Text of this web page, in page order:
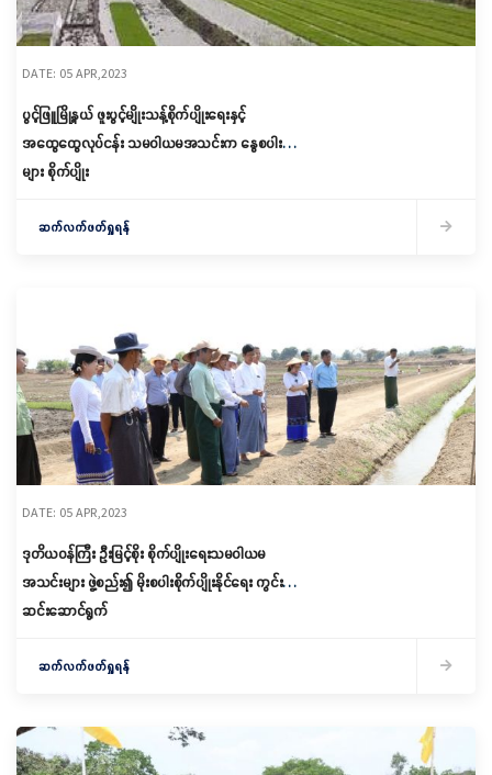
DATE: 05 APR,2023
ပွင့်ဖြူမြို့နယ် ဖူးပွင့်မျိုးသန့်စိုက်ပျိုးရေးနှင့်
အထွေထွေလုပ်ငန်း သမဝါယမအသင်းက နွေစပါး
များ စိုက်ပျိုး
ဆက်လက်ဖတ်ရှုရန်
DATE: 05 APR,2023
ဒုတိယဝန်ကြီး ဦးမြင့်စိုး စိုက်ပျိုးရေးသမဝါယမ
အသင်းများ ဖွဲ့စည်း၍ မိုးစပါးစိုက်ပျိုးနိုင်ရေး ကွင်း
ဆင်းဆောင်ရွက်
ဆက်လက်ဖတ်ရှုရန်